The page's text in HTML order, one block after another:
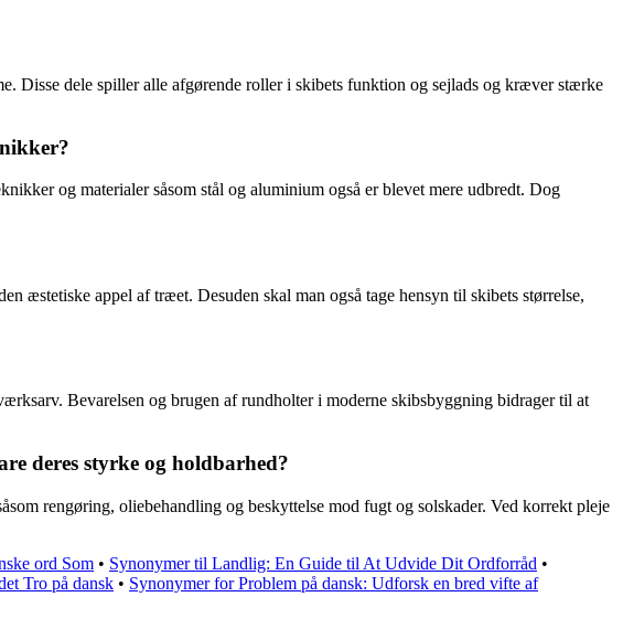
Disse dele spiller alle afgørende roller i skibets funktion og sejlads og kræver stærke
og materialer såsom stål og aluminium også er blevet mere udbredt. Dog
æstetiske appel af træet. Desuden skal man også tage hensyn til skibets størrelse,
Bevarelsen og brugen af rundholter i moderne skibsbyggning bidrager til at
deres styrke og holdbarhed?
rengøring, oliebehandling og beskyttelse mod fugt og solskader. Ved korrekt pleje
ord Som • Synonymer til Landlig: En Guide til At Udvide Dit Ordforråd •
Tro på dansk • Synonymer for Problem på dansk: Udforsk en bred vifte af